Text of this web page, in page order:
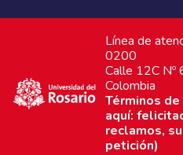
Línea de
0200
Calle 12C Nº
Colombia
Términos de
aquí:
reclamos,
petición)